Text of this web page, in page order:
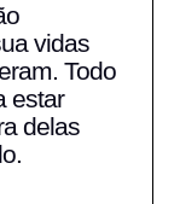
vidas
Todo
estar
delas